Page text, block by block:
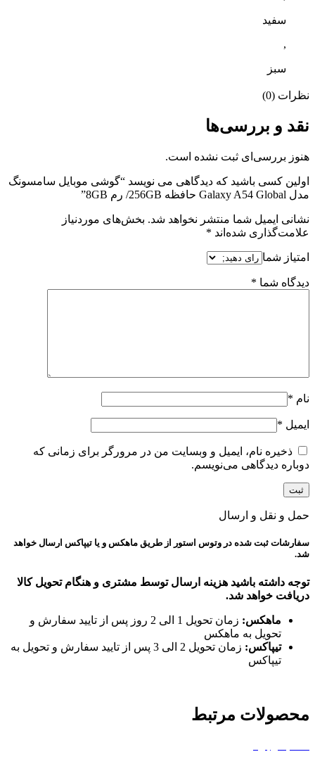
سفید
,
سبز
نظرات (0)
نقد و بررسی‌ها
هنوز بررسی‌ای ثبت نشده است.
اولین کسی باشید که دیدگاهی می نویسد “گوشی موبایل سامسونگ
مدل Galaxy A54 Global حافظه 256GB/ رم 8GB”
نشانی ایمیل شما منتشر نخواهد شد. بخش‌های موردنیاز
علامت‌گذاری شده‌اند *
امتیاز شما
دیدگاه شما *
نام *
ایمیل *
ذخیره نام، ایمیل و وبسایت من در مرورگر برای زمانی که
دوباره دیدگاهی می‌نویسم.
حمل و نقل و ارسال
سفارشات ثبت شده در وتوس استور از طریق ماهکس و یا تیپاکس ارسال خواهد
شد.
توجه داشته باشید هزینه ارسال توسط مشتری و هنگام تحویل کالا
دریافت خواهد شد.
ماهکس:
زمان تحویل 1 الی 2 روز پس از تایید سفارش و
تحویل به ماهکس
تیپاکس:
زمان تحویل 2 الی 3 پس از تایید سفارش و تحویل به
تیپاکس
محصولات مرتبط